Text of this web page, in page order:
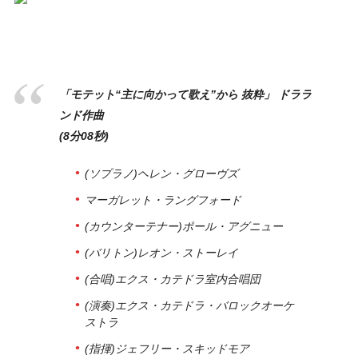
「モテット“主に向かって歌え”から 抜粋」 ドララ
ンド作曲
(8分08秒)
(ソプラノ)ヘレン・グローヴズ
マーガレット・ラングフォード
(カウンターテナー)ポール・アグニュー
(バリトン)レオン・ストーレイ
(合唱)エクス・カテドラ室内合唱団
(演奏)エクス・カテドラ・バロックオーケ
ストラ
(指揮)ジェフリー・スキッドモア